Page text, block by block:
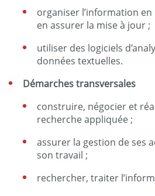
organiser l’information
en assurer la mise à jour ;
utiliser des logiciels
données textuelles.
Démarches transversales
construire, négocier et
recherche appliquée ;
assurer la gestion de ses
son travail ;
rechercher, traiter